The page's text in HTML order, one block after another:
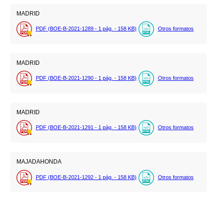
MADRID
PDF (BOE-B-2021-1289 - 1 pág. - 158 KB) Otros formatos
MADRID
PDF (BOE-B-2021-1290 - 1 pág. - 158 KB) Otros formatos
MADRID
PDF (BOE-B-2021-1291 - 1 pág. - 158 KB) Otros formatos
MAJADAHONDA
PDF (BOE-B-2021-1292 - 1 pág. - 158 KB) Otros formatos